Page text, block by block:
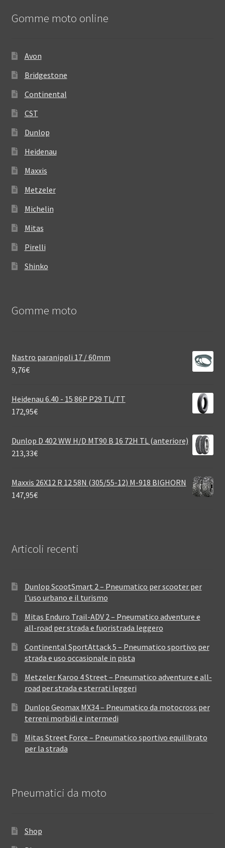
Gomme moto online
Avon
Bridgestone
Continental
CST
Dunlop
Heidenau
Maxxis
Metzeler
Michelin
Mitas
Pirelli
Shinko
Gomme moto
Nastro paranippli 17 / 60mm
9,76€
Heidenau 6.40 - 15 86P P29 TL/TT
172,95€
Dunlop D 402 WW H/D MT90 B 16 72H TL (anteriore)
213,33€
Maxxis 26X12 R 12 58N (305/55-12) M-918 BIGHORN
147,95€
Articoli recenti
Dunlop ScootSmart 2 – Pneumatico per scooter per
l’uso urbano e il turismo
Mitas Enduro Trail-ADV 2 – Pneumatico adventure e
all-road per strada e fuoristrada leggero
Continental SportAttack 5 – Pneumatico sportivo per
strada e uso occasionale in pista
Metzeler Karoo 4 Street – Pneumatico adventure e all-
road per strada e sterrati leggeri
Dunlop Geomax MX34 – Pneumatico da motocross per
terreni morbidi e intermedi
Mitas Street Force – Pneumatico sportivo equilibrato
per la strada
Pneumatici da moto
Shop